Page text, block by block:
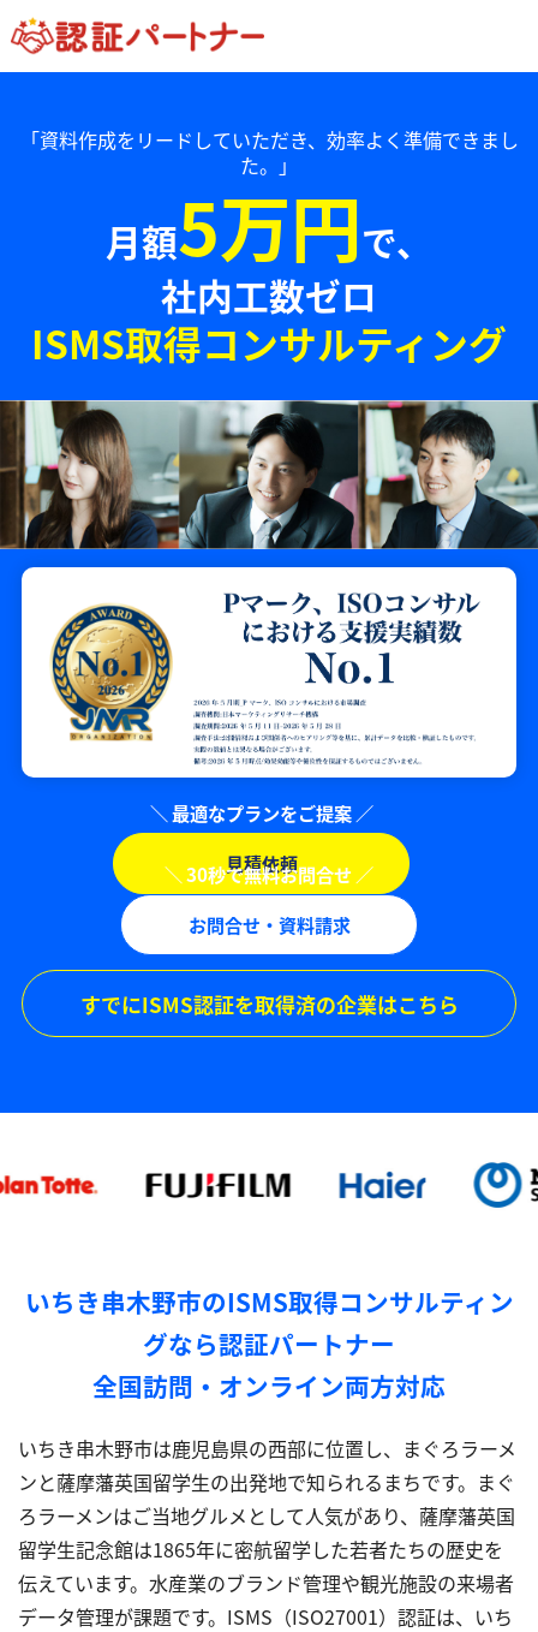
「資料作成をリードしていただき、効率よく準備できまし
た。」
月額5万円で、
社内工数ゼロ
ISMS取得コンサルティング
見積依頼
お問合せ・資料請求
すでにISMS認証を取得済の企業はこちら
いちき串木野市のISMS取得コンサルティン
グなら認証パートナー
全国訪問・オンライン両方対応
いちき串木野市は鹿児島県の西部に位置し、まぐろラーメ
ンと薩摩藩英国留学生の出発地で知られるまちです。まぐ
ろラーメンはご当地グルメとして人気があり、薩摩藩英国
留学生記念館は1865年に密航留学した若者たちの歴史を
伝えています。水産業のブランド管理や観光施設の来場者
データ管理が課題です。ISMS（ISO27001）認証は、いち